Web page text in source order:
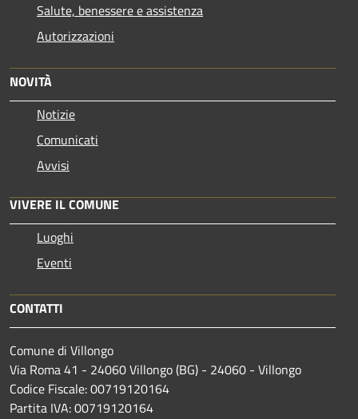
Salute, benessere e assistenza
Autorizzazioni
NOVITÀ
Notizie
Comunicati
Avvisi
VIVERE IL COMUNE
Luoghi
Eventi
CONTATTI
Comune di Villongo
Via Roma 41 - 24060 Villongo (BG) - 24060 - Villongo
Codice Fiscale: 00719120164
Partita IVA: 00719120164